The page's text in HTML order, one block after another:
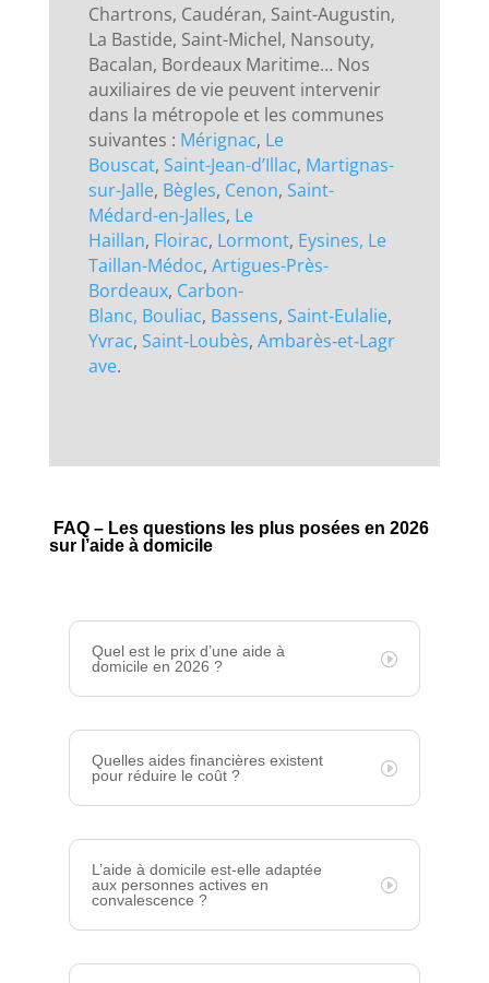
Chartrons, Caudéran, Saint-Augustin,
La Bastide, Saint-Michel, Nansouty,
Bacalan, Bordeaux Maritime… Nos
auxiliaires de vie peuvent intervenir
dans la métropole et les communes
suivantes : Mérignac, Le
Bouscat, Saint-Jean-d’Illac, Martignas-
sur-Jalle, Bègles, Cenon, Saint-
Médard-en-Jalles, Le
Haillan, Floirac, Lormont, Eysines, Le
Taillan-Médoc, Artigues-Près-
Bordeaux, Carbon-
Blanc, Bouliac, Bassens, Saint‑Eulalie,
Yvrac, Saint‑Loubès, Ambarès‑et‑Lagr
ave.
FAQ – Les questions les plus posées en 2026
sur l’aide à domicile
Quel est le prix d’une aide à
domicile en 2026 ?
Quelles aides financières existent
pour réduire le coût ?
L’aide à domicile est-elle adaptée
aux personnes actives en
convalescence ?